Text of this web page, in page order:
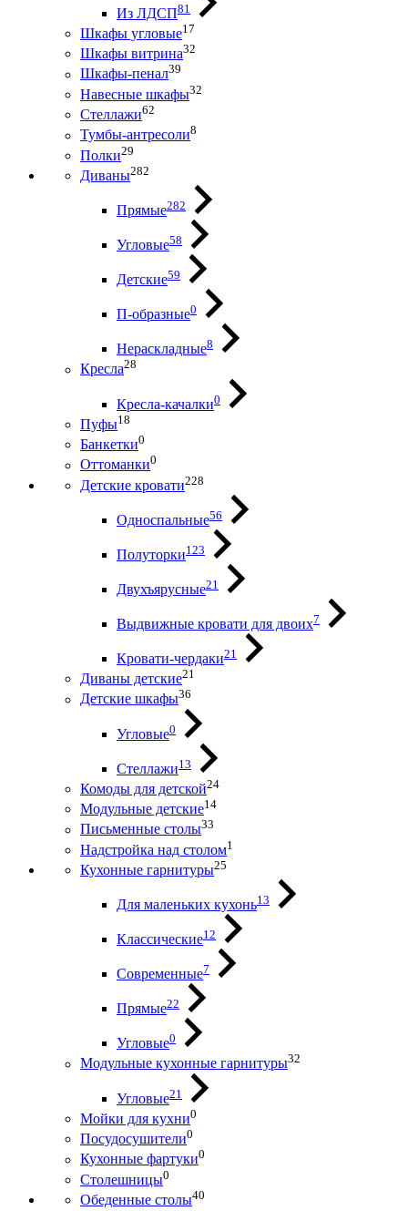
Из ЛДСП81
Шкафы угловые17
Шкафы витрина32
Шкафы-пенал39
Навесные шкафы32
Стеллажи62
Тумбы-антресоли8
Полки29
Диваны282
Прямые282
Угловые58
Детские59
П-образные0
Нераскладные8
Кресла28
Кресла-качалки0
Пуфы18
Банкетки0
Оттоманки0
Детские кровати228
Односпальные56
Полуторки123
Двухъярусные21
Выдвижные кровати для двоих7
Кровати-чердаки21
Диваны детские21
Детские шкафы36
Угловые0
Стеллажи13
Комоды для детской24
Модульные детские14
Письменные столы33
Надстройка над столом1
Кухонные гарнитуры25
Для маленьких кухонь13
Классические12
Современные7
Прямые22
Угловые0
Модульные кухонные гарнитуры32
Угловые21
Мойки для кухни0
Посудосушители0
Кухонные фартуки0
Столешницы0
Обеденные столы40